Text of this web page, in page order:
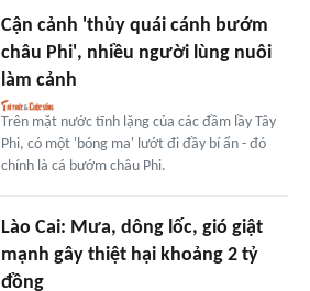
Cận cảnh 'thủy quái cánh bướm
châu Phi', nhiều người lùng nuôi
làm cảnh
Trên mặt nước tĩnh lặng của các đầm lầy Tây
Phi, có một 'bóng ma' lướt đi đầy bí ẩn - đó
chính là cá bướm châu Phi.
Lào Cai: Mưa, dông lốc, gió giật
mạnh gây thiệt hại khoảng 2 tỷ
đồng